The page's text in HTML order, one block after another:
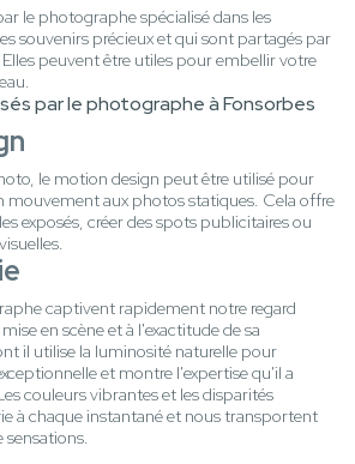
le photographe spécialisé dans les
souvenirs précieux et qui sont partagés par
Elles peuvent être utiles pour embellir votre
par le photographe à Fonsorbes
le motion design peut être utilisé pour
mouvement aux photos statiques. Cela offre
exposés, créer des spots publicitaires ou
captivent rapidement notre regard
en scène et à l'exactitude de sa
il utilise la luminosité naturelle pour
et montre l'expertise qu'il a
couleurs vibrantes et les disparités
à chaque instantané et nous transportent
sensations.